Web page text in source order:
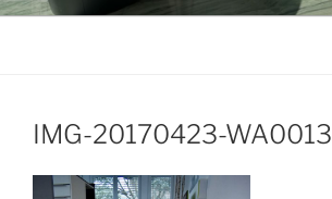
IMG-20170423-WA0013